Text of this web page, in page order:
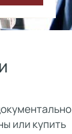
или купить